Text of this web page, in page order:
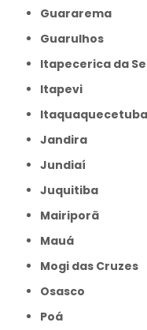
Guararema
Guarulhos
Itapecerica da
Itapevi
Itaquaquecetuba
Jandira
Jundiaí
Juquitiba
Mairiporã
Mauá
Mogi das Cruzes
Osasco
Poá